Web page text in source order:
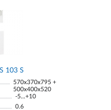
103 S
570x370x795 +
500x400x520
-5...+10
0.6